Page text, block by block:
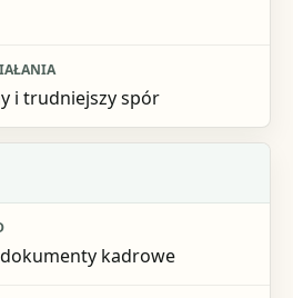
i trudniejszy spór
kadrowe